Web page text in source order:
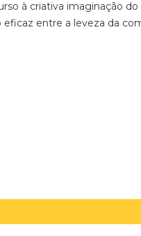
à criativa imaginação
entre a leveza da